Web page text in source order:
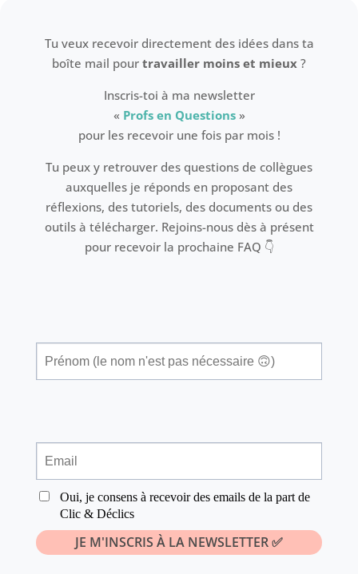
Tu veux recevoir directement des idées dans ta
boîte mail pour travailler moins et mieux ?
Inscris-toi à ma newsletter
« Profs en Questions»
pour les recevoir une fois par mois !
Tu peux y retrouver des questions de collègues
auxquelles je réponds en proposant des
réflexions, des tutoriels, des documents ou des
outils à télécharger. Rejoins-nous dès à présent
pour recevoir la prochaine FAQ 👇